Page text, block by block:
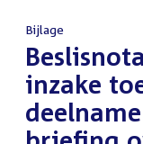
Bijlage
:
inzake